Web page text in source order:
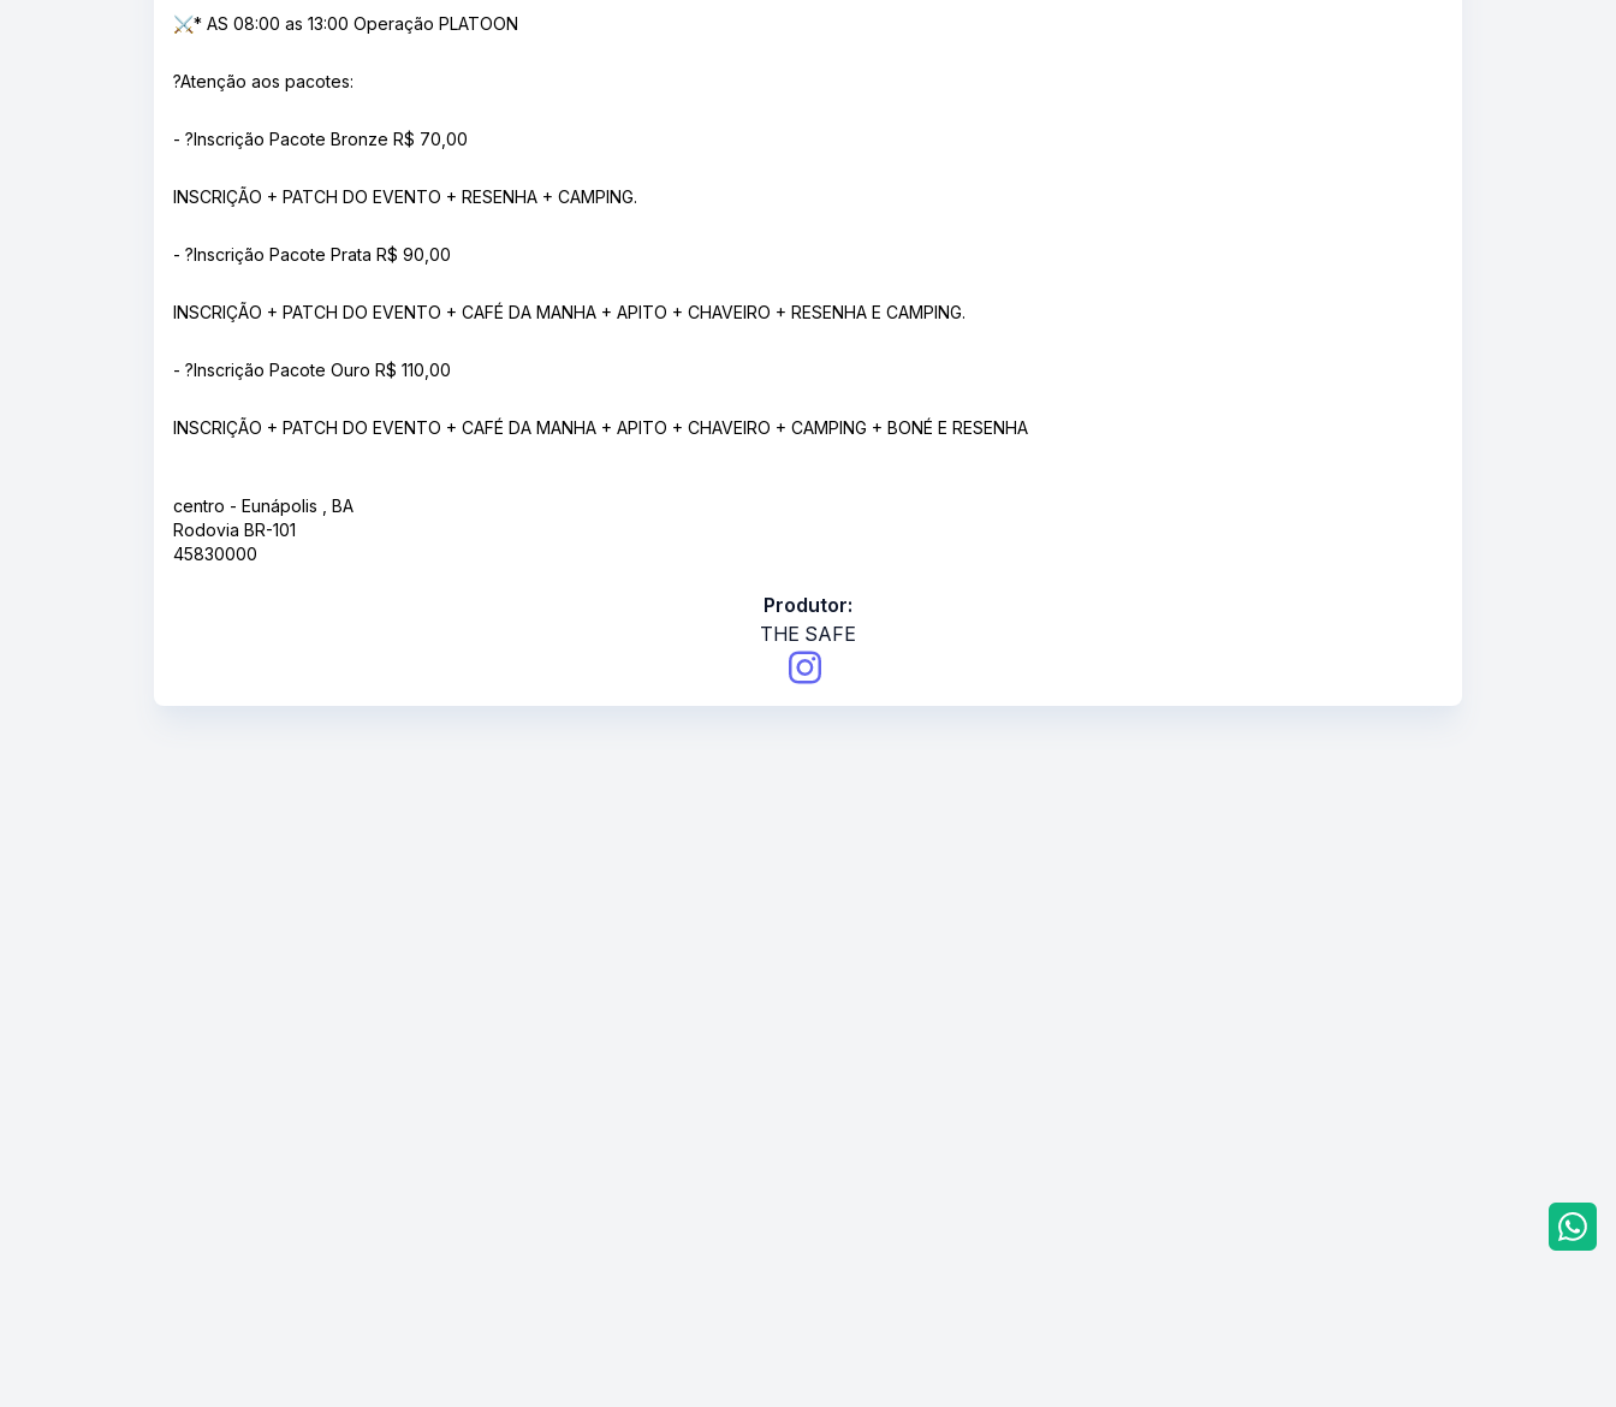
⚔️* AS 08:00 as 13:00 Operação PLATOON
?Atenção aos pacotes:
- ?Inscrição Pacote Bronze R$ 70,00
INSCRIÇÃO + PATCH DO EVENTO + RESENHA + CAMPING.
- ?Inscrição Pacote Prata R$ 90,00
INSCRIÇÃO + PATCH DO EVENTO + CAFÉ DA MANHA + APITO + CHAVEIRO + RESENHA E CAMPING.
- ?Inscrição Pacote Ouro R$ 110,00
INSCRIÇÃO + PATCH DO EVENTO + CAFÉ DA MANHA + APITO + CHAVEIRO + CAMPING + BONÉ E RESENHA
centro - Eunápolis , BA
Rodovia BR-101
45830000
Produtor:
THE SAFE